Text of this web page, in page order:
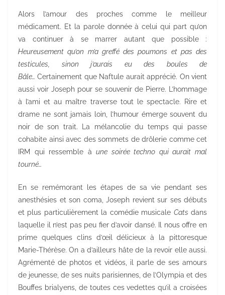
Alors l’amour des proches comme le meilleur
médicament. Et la parole donnée à celui qui part qu’on
va continuer à se marrer autant que possible :
Heureusement qu’on m’a greffé des poumons et pas des
testicules, sinon j’aurais eu des boules de
Bâle… Certainement que Naftule aurait apprécié. On vient
aussi voir Joseph pour se souvenir de Pierre. L’hommage
à l’ami et au maître traverse tout le spectacle. Rire et
drame ne sont jamais loin, l’humour émerge souvent du
noir de son trait. La mélancolie du temps qui passe
cohabite ainsi avec des sommets de drôlerie comme cet
IRM qui ressemble àune soirée techno qui aurait mal
tourné…
En se remémorant les étapes de sa vie pendant ses
anesthésies et son coma, Joseph revient sur ses débuts
et plus particulièrement la comédie musicale Cats dans
laquelle il n’est pas peu fier d’avoir dansé. Il nous offre en
prime quelques clins d’œil délicieux à la pittoresque
Marie-Thérèse. On a d’ailleurs hâte de la revoir elle aussi.
Agrémenté de photos et vidéos, il parle de ses amours
de jeunesse, de ses nuits parisiennes, de l’Olympia et des
Bouffes brialyens, de toutes ces vedettes qu’il a croisées